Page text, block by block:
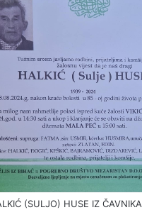
(SULJO) HUSE IZ ČAVNIKA